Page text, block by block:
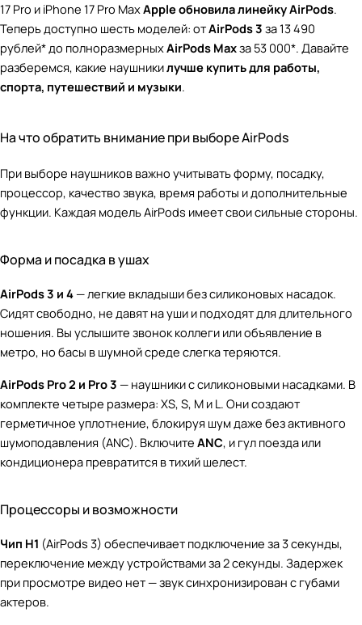
17 Pro и iPhone 17 Pro MaxApple обновила линейку AirPods.
Теперь доступно шесть моделей: отAirPods 3 за 13 490
рублей* до полноразмерныхAirPods Maxза 53 000*. Давайте
разберемся, какие наушникилучше купить для работы,
спорта, путешествий и музыки.
На что обратить внимание при выборе AirPods
При выборе наушников важно учитывать форму, посадку,
процессор, качество звука, время работы и дополнительные
функции. Каждая модель AirPods имеет свои сильные стороны.
Форма и посадка в ушах
AirPods 3 и 4— легкие вкладыши без силиконовых насадок.
Сидят свободно, не давят на уши и подходят для длительного
ношения. Вы услышите звонок коллеги или объявление в
метро, но басы в шумной среде слегка теряются.
AirPods Pro 2 и Pro 3 — наушники с силиконовыми насадками. В
комплекте четыре размера: XS, S, M и L. Они создают
герметичное уплотнение, блокируя шум даже без активного
шумоподавления (ANC). Включите ANC, и гул поезда или
кондиционера превратится в тихий шелест.
Процессоры и возможности
Чип H1 (AirPods 3) обеспечивает подключение за 3 секунды,
переключение между устройствами за 2 секунды. Задержек
при просмотре видео нет — звук синхронизирован с губами
актеров.